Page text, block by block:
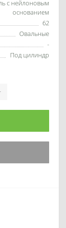
с нейлоновым
основанием
62
Овальные
-
Под цилиндр